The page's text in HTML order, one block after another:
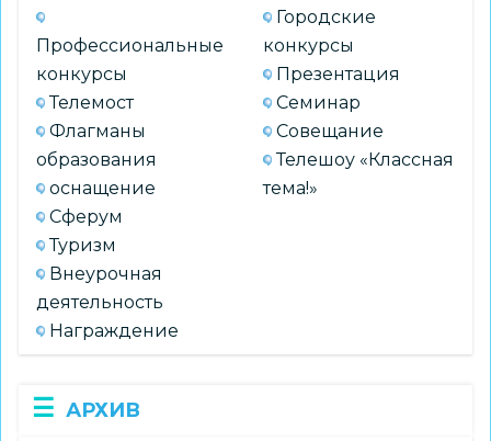
Профессиональные
конкурсы
Телемост
Флагманы
образования
оснащение
Сферум
Туризм
Внеурочная
деятельность
Награждение
Городские
конкурсы
Презентация
Семинар
Совещание
Телешоу «Классная
тема!»
АРХИВ